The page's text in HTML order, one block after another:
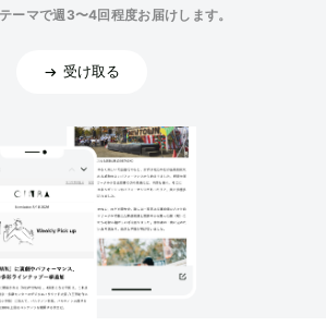
ーマで週3〜4回程度お届けします。
受け取る